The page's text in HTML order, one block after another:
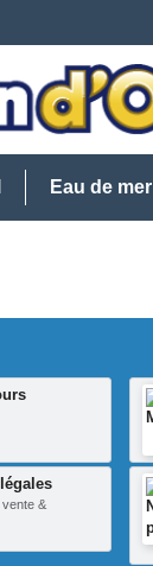
Eau de mer
&